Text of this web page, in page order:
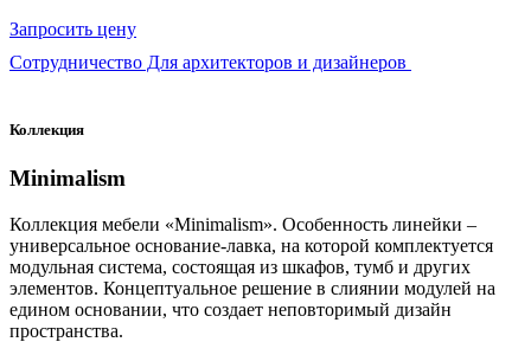
Запросить цену
Сотрудничество Для архитекторов и дизайнеров
Коллекция
Minimalism
Коллекция мебели «Minimalism». Особенность линейки –
универсальное основание-лавка, на которой комплектуется
модульная система, состоящая из шкафов, тумб и других
элементов. Концептуальное решение в слиянии модулей на
едином основании, что создает неповторимый дизайн
пространства.